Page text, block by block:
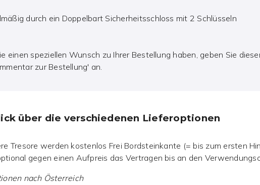
durch ein Doppelbart Sicherheitsschloss mit 2 Schlüsseln
einen speziellen Wunsch zu Ihrer Bestellung haben, geben Sie
zur Bestellung' an.
über die verschiedenen Lieferoptionen
Tresore werden kostenlos Frei Bordsteinkante (= bis zum ersten
gegen einen Aufpreis das Vertragen bis an den
nach Österreich